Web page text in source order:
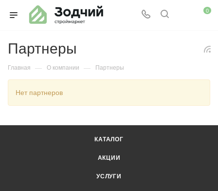
0
Партнеры
Главная — О компании — Партнеры
Нет партнеров
КАТАЛОГ
АКЦИИ
УСЛУГИ